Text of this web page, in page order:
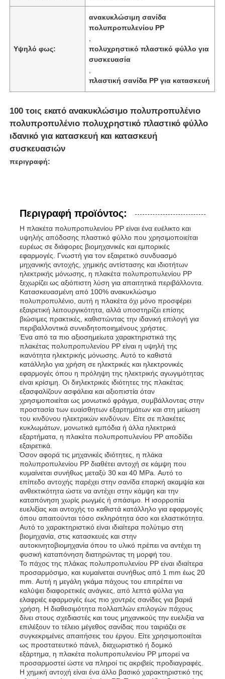
Αρχική Σελίδα
Προϊόντα
Σχετικά με εμάς
Γύρος εργοστασίων
Ποιοτικός έλεγχος
επαφή
Νέα
Υψηλό φως:
ανακυκλώσιμη σανίδα
πολυπροπυλενίου PP
πολυχρηστικό πλαστικό φύλλο για
συσκευασία
πλαστική σανίδα PP για κατασκευή
100 τοις εκατό ανακυκλώσιμο πολυπροπυλένιο
πολυπροπυλένιο πολυχρηστικό πλαστικό φύλλο
ιδανικό για κατασκευή και κατασκευή
συσκευασιών
περιγραφή:
Περιγραφή προϊόντος:
Η πλακέτα πολυπροπυλενίου PP είναι ένα ευέλικτο και
υψηλής απόδοσης πλαστικό φύλλο που χρησιμοποιείται
ευρέως σε διάφορες βιομηχανικές και εμπορικές
εφαρμογές. Γνωστή για τον εξαιρετικό συνδυασμό
μηχανικής αντοχής, χημικής αντίστασης και ιδιοτήτων
ηλεκτρικής μόνωσης, η πλακέτα πολυπροπυλενίου PP
ξεχωρίζει ως αξιόπιστη λύση για απαιτητικά περιβάλλοντα.
Κατασκευασμένη από 100% ανακυκλώσιμο
πολυπροπυλένιο, αυτή η πλακέτα όχι μόνο προσφέρει
εξαιρετική λειτουργικότητα, αλλά υποστηρίζει επίσης
βιώσιμες πρακτικές, καθιστώντας την ιδανική επιλογή για
περιβαλλοντικά συνειδητοποιημένους χρήστες.
Ένα από τα πιο αξιοσημείωτα χαρακτηριστικά της
πλακέτας πολυπροπυλενίου PP είναι η υψηλή της
ικανότητα ηλεκτρικής μόνωσης. Αυτό το καθιστά
κατάλληλο για χρήση σε ηλεκτρικές και ηλεκτρονικές
εφαρμογές όπου η πρόληψη της ηλεκτρικής αγωγιμότητας
είναι κρίσιμη. Οι διηλεκτρικές ιδιότητες της πλακέτας
εξασφαλίζουν ασφάλεια και αξιοπιστία όταν
χρησιμοποιείται ως μονωτικό φράγμα, συμβάλλοντας στην
προστασία των ευαίσθητων εξαρτημάτων και στη μείωση
του κινδύνου ηλεκτρικών κινδύνων. Είτε σε πλακέτες
κυκλωμάτων, μονωτικά εμπόδια ή άλλα ηλεκτρικά
εξαρτήματα, η πλακέτα πολυπροπυλενίου PP αποδίδει
εξαιρετικά.
Όσον αφορά τις μηχανικές ιδιότητες, η πλάκα
πολυπροπυλενίου PP διαθέτει αντοχή σε κάμψη που
κυμαίνεται συνήθως μεταξύ 30 και 40 MPa. Αυτό το
επίπεδο αντοχής παρέχει στην σανίδα επαρκή ακαμψία και
ανθεκτικότητα ώστε να αντέχει στην κάμψη και την
καταπόνηση χωρίς ρωγμές ή σπάσιμο. Η ισορροπία
ευελιξίας και αντοχής το καθιστά κατάλληλο για εφαρμογές
όπου απαιτούνται τόσο σκληρότητα όσο και ελαστικότητα.
Αυτό το χαρακτηριστικό είναι ιδιαίτερα πολύτιμο στη
βιομηχανία, στις κατασκευές και στην
αυτοκινητοβιομηχανία όπου το υλικό πρέπει να αντέχει τη
φυσική καταπόνηση διατηρώντας τη μορφή του.
Το πάχος της πλάκας πολυπροπυλενίου PP είναι ιδιαίτερα
προσαρμόσιμο, και κυμαίνεται συνήθως από 1 mm έως 20
mm. Αυτή η μεγάλη γκάμα πάχους του επιτρέπει να
καλύψει διαφορετικές ανάγκες, από λεπτά φύλλα για
ελαφριές εφαρμογές έως πιο χοντρές σανίδες για βαριά
χρήση. Η διαθεσιμότητα πολλαπλών επιλογών πάχους
δίνει στους σχεδιαστές και τους μηχανικούς την ευελιξία να
επιλέξουν το τέλειο μέγεθος σανίδας που ταιριάζει σε
συγκεκριμένες απαιτήσεις του έργου. Είτε χρησιμοποιείται
ως προστατευτικό πάνελ, διαχωριστικό ή δομικό
εξάρτημα, η πλακέτα πολυπροπυλενίου PP μπορεί να
προσαρμοστεί ώστε να πληροί τις ακριβείς προδιαγραφές.
Η χημική αντοχή είναι ένα άλλο βασικό χαρακτηριστικό της